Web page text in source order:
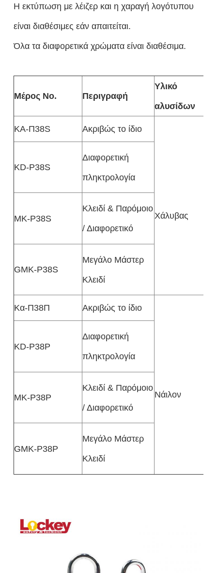
Η εκτύπωση με λέιζερ και η χαραγή λογότυπου
είναι διαθέσιμες εάν απαιτείται.
Όλα τα διαφορετικά χρώματα είναι διαθέσιμα.
Μέρος Νο. Περιγραφή
Υλικό
αλυσίδων
ΚΑ-Π38S Ακριβώς το ίδιο
Χάλυβας
KD-P38S
Διαφορετική
πληκτρολογία
MK-P38S
Κλειδί & Παρόμοιο
/ Διαφορετικό
GMK-P38S
Μεγάλο Μάστερ
Κλειδί
Κα-Π38Π Ακριβώς το ίδιο
Νάιλον
KD-P38P
Διαφορετική
πληκτρολογία
MK-P38P
Κλειδί & Παρόμοιο
/ Διαφορετικό
GMK-P38P
Μεγάλο Μάστερ
Κλειδί